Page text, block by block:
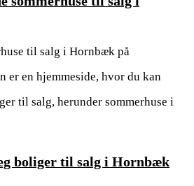
til salg i Hornbæk på
er en hjemmeside, hvor du kan
til salg, herunder sommerhuse i
boliger til salg i Hornbæk